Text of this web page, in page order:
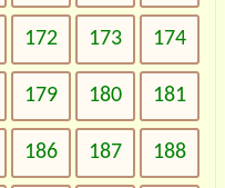
172 173 174
179 180 181
186 187 188